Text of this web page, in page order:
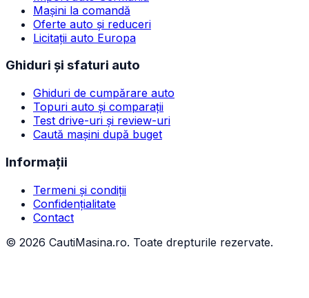
Mașini la comandă
Oferte auto și reduceri
Licitații auto Europa
Ghiduri și sfaturi auto
Ghiduri de cumpărare auto
Topuri auto și comparații
Test drive-uri și review-uri
Caută mașini după buget
Informații
Termeni și condiții
Confidențialitate
Contact
© 2026 CautiMasina.ro. Toate drepturile rezervate.